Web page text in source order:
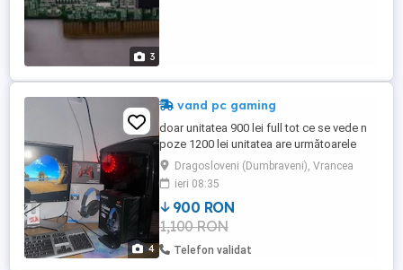
3
4
vand pc gaming
doar unitatea 900 lei full tot ce se vede n
poze 1200 lei unitatea are următoarele
componente: -AMD Ryzen 3 3200g (peste
i5 9400f) -Placa video Asus Ge-Force GTX
1650 GDDR 6 TUF -Windows 10 pro
instalat proaspăt și curat! -turbo 4 GHz.
-16GB RAM -RAM 2x8 GB -SSD 250GB -
HDD 500GB
Dragosloveni (Dumbraveni), Vrancea
ieri 08:35
900 RON
1,100 RON
Telefon validat